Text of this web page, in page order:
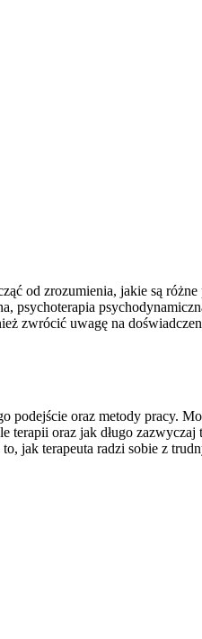
od zrozumienia, jakie są różne
psychoterapia
zwrócić uwagę na
oraz metody pracy.
terapii oraz jak długo zazwyczaj
jak terapeuta radzi sobie z